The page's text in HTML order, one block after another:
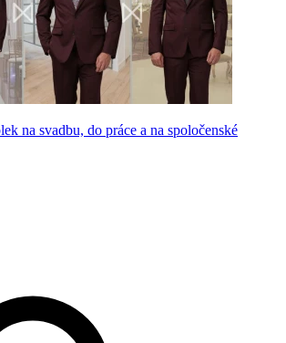
na svadbu, do práce a na spoločenské